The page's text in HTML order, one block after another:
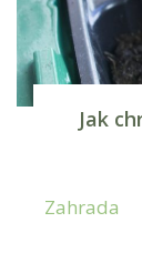
Jak
Zahrada